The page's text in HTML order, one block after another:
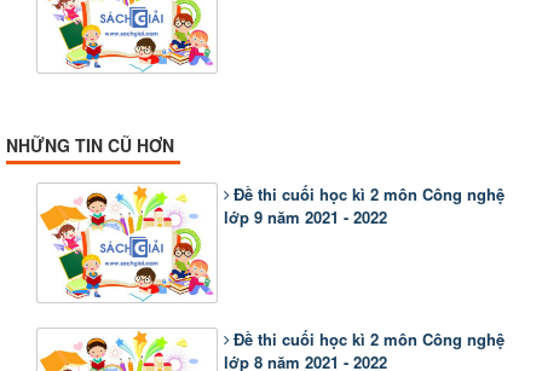
NHỮNG TIN CŨ HƠN
Đề thi cuối học kì 2 môn Công nghệ
lớp 9 năm 2021 - 2022
Đề thi cuối học kì 2 môn Công nghệ
lớp 8 năm 2021 - 2022